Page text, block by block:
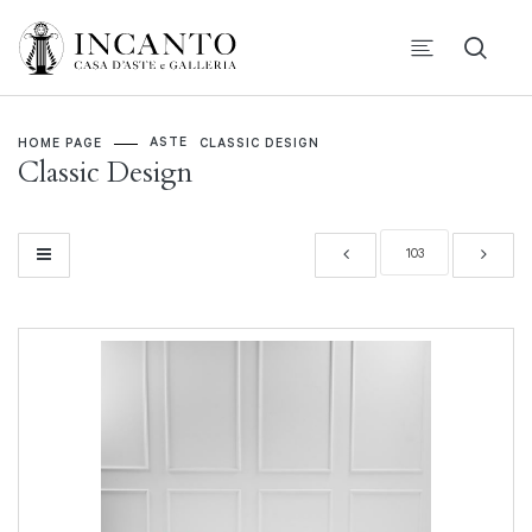
HOME PAGE ASTE CLASSIC DESIGN
Classic Design